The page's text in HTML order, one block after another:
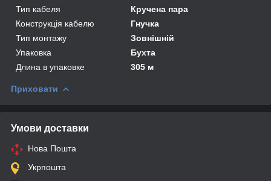
Тип кабеля
Кручена пара
Конструкція кабелю
Гнучка
Тип монтажу
Зовнішній
Упаковка
Бухта
Длина в упаковке
305 м
Приховати
Умови доставки
Нова Пошта
Укрпошта